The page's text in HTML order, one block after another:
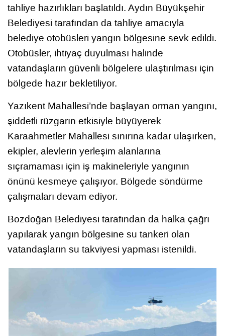
tahliye hazırlıkları başlatıldı. Aydın Büyükşehir
Belediyesi tarafından da tahliye amacıyla
belediye otobüsleri yangın bölgesine sevk edildi.
Otobüsler, ihtiyaç duyulması halinde
vatandaşların güvenli bölgelere ulaştırılması için
bölgede hazır bekletiliyor.
Yazıkent Mahallesi’nde başlayan orman yangını,
şiddetli rüzgarın etkisiyle büyüyerek
Karaahmetler Mahallesi sınırına kadar ulaşırken,
ekipler, alevlerin yerleşim alanlarına
sıçramaması için iş makineleriyle yangının
önünü kesmeye çalışıyor. Bölgede söndürme
çalışmaları devam ediyor.
Bozdoğan Belediyesi tarafından da halka çağrı
yapılarak yangın bölgesine su tankeri olan
vatandaşların su takviyesi yapması istenildi.